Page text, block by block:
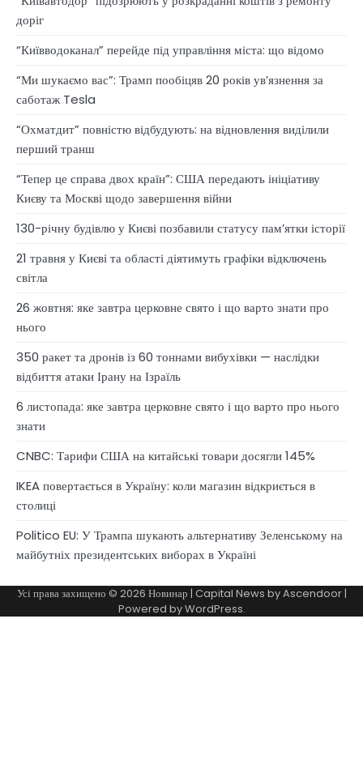
доріг
“Київводоканал” перейде під управління міста: що відомо
“Ми шукаємо вас”: Трамп пообіцяв 20 років ув’язнення за
саботаж Tesla
“Охматдит” повністю відбудують: на відновлення виділили
перший транш
“Тепер це справа двох країн”: США передають ініціативу
Києву та Москві щодо завершення війни
130-річну будівлю у Києві позбавили статусу памʼятки історії
21 травня у Києві та області діятимуть графіки відключень
світла
26 жовтня: яке завтра церковне свято і що варто знати про
нього
350 ракет та дронів із 60 тоннами вибухівки — наслідки
відбиття атаки Ірану на Ізраїль
6 листопада: яке завтра церковне свято і що варто про нього
знати
CNBC: Тарифи США на китайські товари досягли 145%
IKEA повертається в Україну: коли магазин відкриється в
столиці
Politico EU: У Трампа шукають альтернативу Зеленському на
майбутніх президентських виборах в Україні
Усі права захищено © 2026 Новинар | Capital News byAscendoor|
Powered byWordPress.